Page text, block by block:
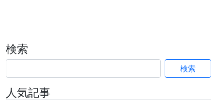
検索
検索
人気記事